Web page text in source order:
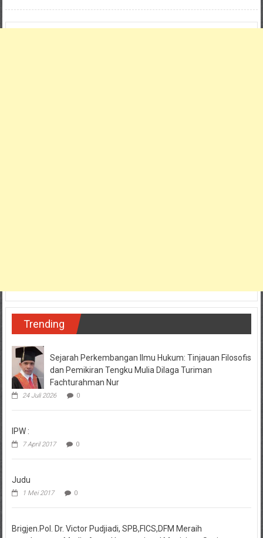
Trending
Sejarah Perkembangan Ilmu Hukum: Tinjauan Filosofis
dan Pemikiran Tengku Mulia Dilaga Turiman
Fachturahman Nur
24 Juli 2026 0
IPW :
7 April 2017 0
Judu
1 Mei 2017 0
Brigjen.Pol. Dr. Victor Pudjiadi, SPB,FICS,DFM Meraih